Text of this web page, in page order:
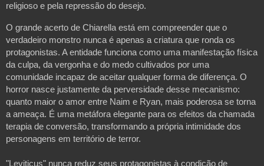
religioso e pela repressão do desejo.
O grande acerto de Chiarella está em compreender que o
verdadeiro monstro nunca é apenas a criatura que ronda os
protagonistas. A entidade funciona como uma manifestação física
da culpa, da vergonha e do medo cultivados por uma
comunidade incapaz de aceitar qualquer forma de diferença. O
horror nasce justamente da perversidade desse mecanismo:
quanto maior o amor entre Naim e Ryan, mais poderosa se torna
a ameaça. É uma metáfora elegante para os efeitos da chamada
terapia de conversão, transformando a própria intimidade dos
personagens em território de terror.
"Leviticus" nunca reduz seus protagonistas à condição de